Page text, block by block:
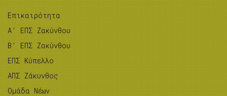
Επικαιρότητα
A’ ΕΠΣ Ζακύνθου
B’ ΕΠΣ Ζακύνθου
ΕΠΣ Κύπελλο
ΑΠΣ Ζάκυνθος
Ομάδα Νέων